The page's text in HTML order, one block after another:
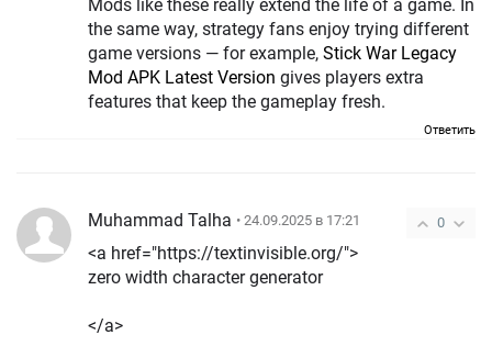
Mods like these really extend the life of a game. In
the same way, strategy fans enjoy trying different
game versions — for example, Stick War Legacy
Mod APK Latest Version gives players extra
features that keep the gameplay fresh.
Ответить
0
Muhammad Talha • 24.09.2025 в 17:21
<a href="https://textinvisible.org/">
zero width character generator
</a>